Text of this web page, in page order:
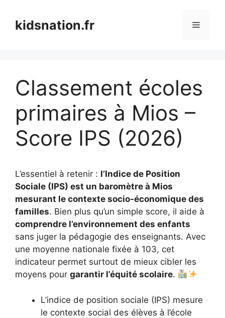
contenukidsnation.fr Menu
Classement écoles
primaires à Mios –
Score IPS (2026)
L’essentiel à retenir : l’Indice de Position
Sociale (IPS) est un baromètre à Mios
mesurant le contexte socio-économique des
familles. Bien plus qu’un simple score, il aide à
comprendre l’environnement des enfants
sans juger la pédagogie des enseignants. Avec
une moyenne nationale fixée à 103, cet
indicateur permet surtout de mieux cibler les
moyens pour garantir l’équité scolaire.
L’indice de position sociale (IPS) mesure
le contexte social des élèves à l’école